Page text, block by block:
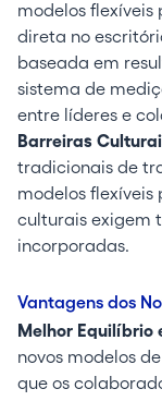
modelos flexíveis
direta no
baseada em
sistema de
entre líderes e
Barreiras
tradicionais de
modelos
culturais exigem
incorporadas.
Vantagens dos
Melhor Equilíbrio
novos modelos
que os